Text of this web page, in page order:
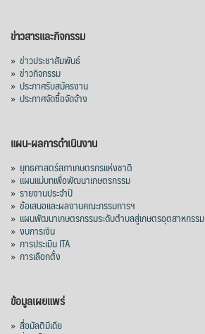
ข่าวสารและกิจกรรม
» ข่าวประชาสัมพันธ์
» ข่าวกิจกรรม
» ประกาศรับสมัครงาน
» ประกาศจัดซื้อจัดจ้าง
แผน-ผลการดำเนินงาน
» ยุทธศาสตร์สภาเกษตรกรแห่งชาติ
» แผนแม่บทเพื่อพัฒนาเกษตรกรรม
» รายงานประจำปี
» ข้อเสนอและผลงานคณะกรรมการฯ
» แผนพัฒนาเกษตรกรรมระดับตำบลสู่เกษตรอุตสาหกรรม
» งบการเงิน
» การประเมิน ITA
» การเลือกตั้ง
ข้อมูลเผยแพร่
» สื่อมัลติมีเดีย